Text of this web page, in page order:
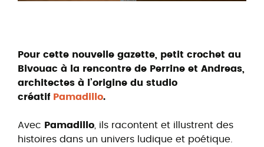
Pour cette nouvelle gazette, petit crochet au
Bivouac à la rencontre de Perrine et Andreas,
architectes à l’origine du studio
créatif Pamadillo.
Avec Pamadillo , ils racontent et illustrent des
histoires dans un univers ludique et poétique.